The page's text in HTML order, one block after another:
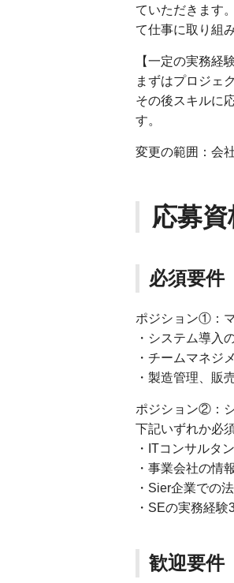
ていただきます
て仕事に取り組
【一定の実務経
まずはプロジェ
その後スキルに
す。
変更の範囲：会
応募資
必須要件
ポジション①：
・システム導入
・チームマネジ
・製造管理、販
ポジション②：
下記いずれか必
・ITコンサルタ
・事業会社の情
・Sier企業での
・SEの実務経
歓迎要件